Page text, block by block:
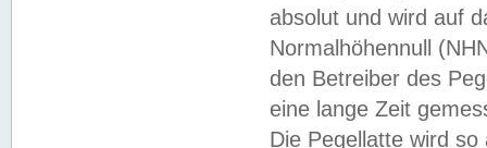
absolut und wird auf
Normalhöhennull
den Betreiber des
eine lange Zeit
Die Pegellatte wird